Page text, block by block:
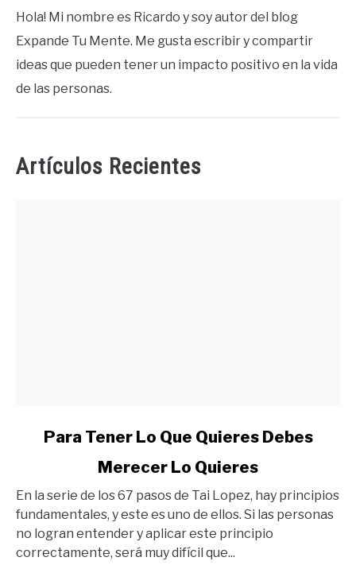
Hola! Mi nombre es Ricardo y soy autor del blog
Expande Tu Mente. Me gusta escribir y compartir
ideas que pueden tener un impacto positivo en la vida
de las personas.
Artículos Recientes
Tener
Lo
Que
Quieres
Para Tener Lo Que Quieres Debes
Merecer Lo Quieres
En la serie de los 67 pasos de Tai Lopez, hay principios
fundamentales, y este es uno de ellos. Si las personas
no logran entender y aplicar este principio
correctamente, será muy difícil que...